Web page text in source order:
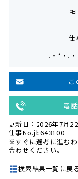
担
仕
.・*・.
電
更新日：2026年7月
仕事No.jb643100
※すぐに選考に進む
合わせください。
検索結果一覧に戻る